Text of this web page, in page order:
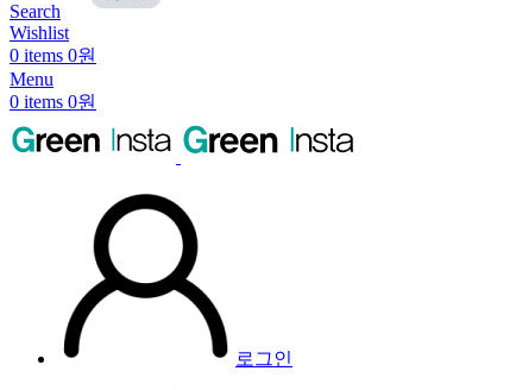
Search
Wishlist
0 items 0원
Menu
0 items 0원
로그인